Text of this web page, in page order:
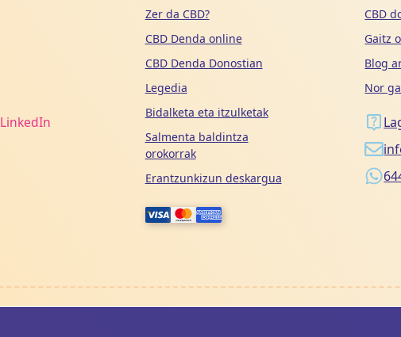
LinkedIn
Zer da CBD?
CBD Denda online
CBD Denda Donostian
Legedia
Bidalketa eta itzulketak
Salmenta baldintza
orokorrak
Erantzunkizun deskargua
CBD
Gaitz
Blog
Nor